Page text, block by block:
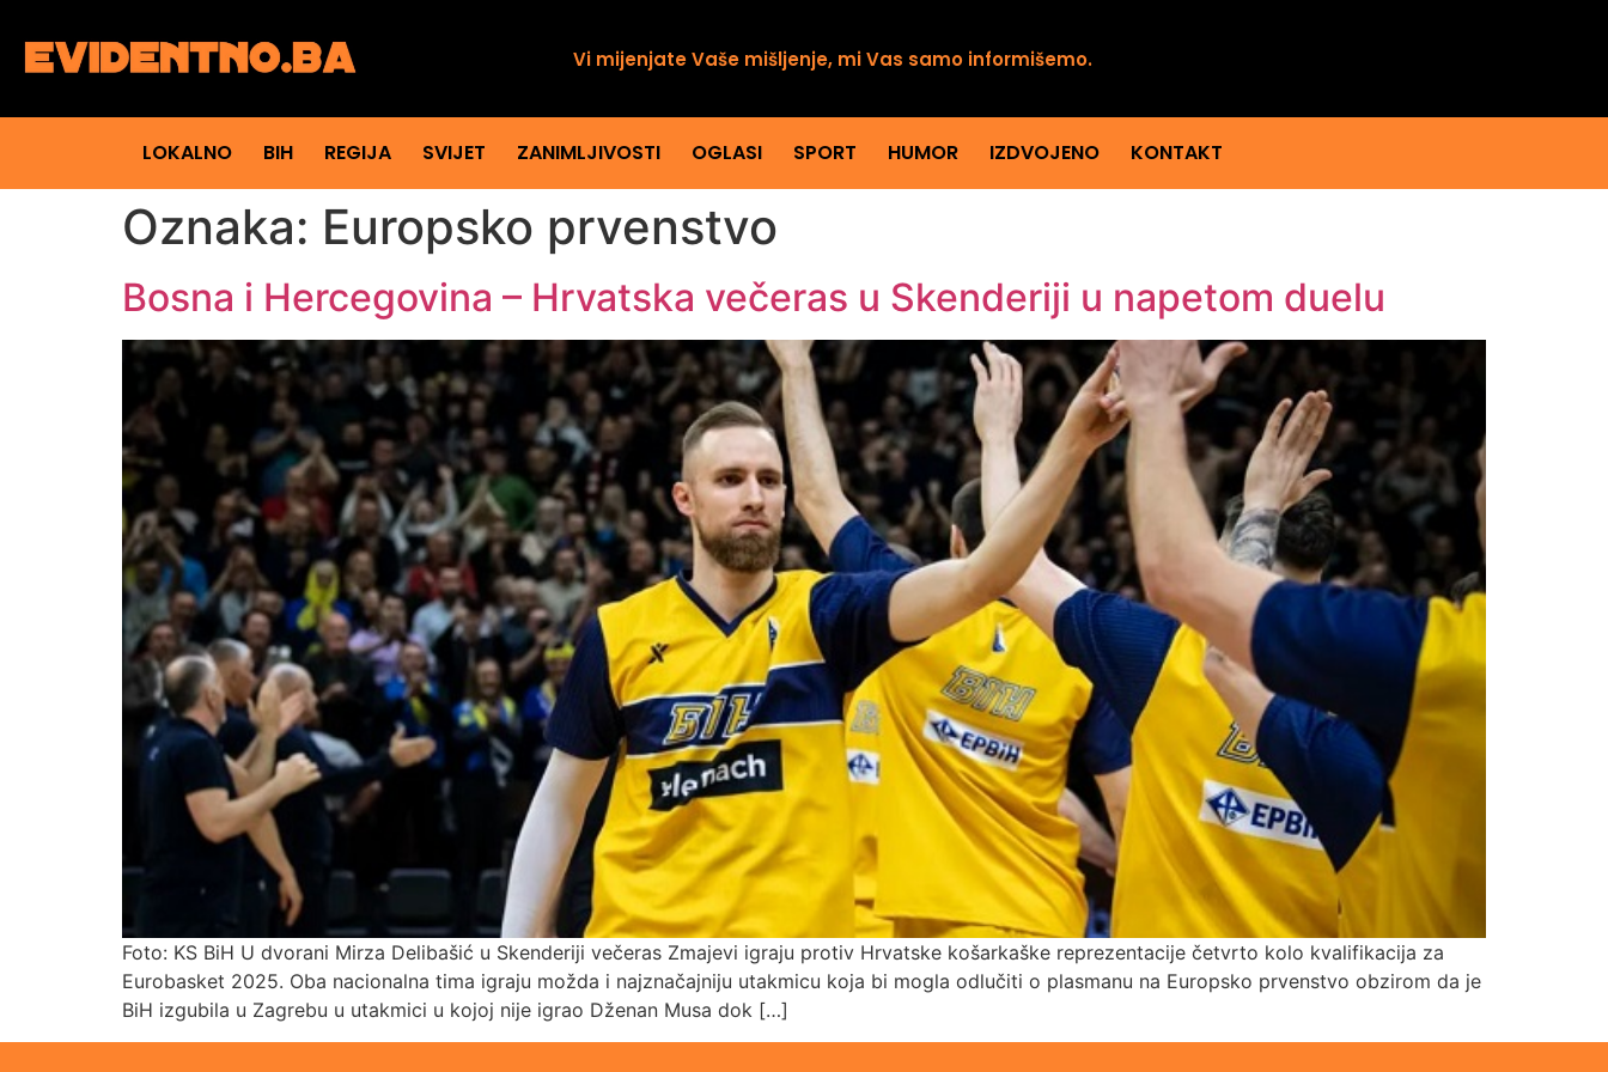
Vi mijenjate Vaše mišljenje, mi Vas samo informišemo.
LOKALNO BIH REGIJA SVIJET ZANIMLJIVOSTI OGLASI SPORT HUMOR IZDVOJENO KONTAKT
Oznaka: Europsko prvenstvo
Bosna i Hercegovina – Hrvatska večeras u Skenderiji u napetom duelu
Foto: KS BiH U dvorani Mirza Delibašić u Skenderiji večeras Zmajevi igraju protiv Hrvatske košarkaške reprezentacije četvrto kolo kvalifikacija za
Eurobasket 2025. Oba nacionalna tima igraju možda i najznačajniju utakmicu koja bi mogla odlučiti o plasmanu na Europsko prvenstvo obzirom da je
BiH izgubila u Zagrebu u utakmici u kojoj nije igrao Dženan Musa dok […]